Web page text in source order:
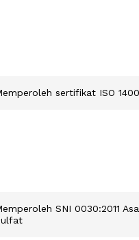
sertifikat ISO
SNI 0030:2011